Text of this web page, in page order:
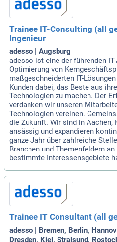
Trainee IT-Consulting (all
Ingenieur
adesso | Augsburg
adesso ist eine der führenden
Optimierung von
maßgeschneiderten IT-
Kunden dabei, das Beste aus
Technologien zu machen. Der
verdanken wir unseren
Technologien vereinen.
die Zukunft. Wir sind in Aachen,
ansässig und expandieren
ganze Jahr über zahlreiche
Branchen und Themenfeldern
bestimmte Interessensgebiete
Trainee IT Consultant (all
adesso | Bremen, Berlin,
Dresden, Kiel, Stralsund,